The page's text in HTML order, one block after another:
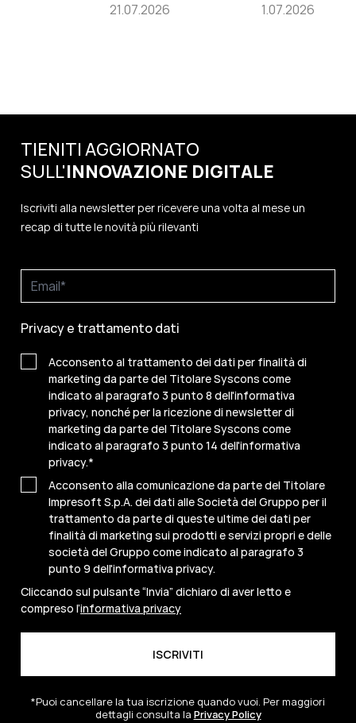
21.07.2026 1.07.2026
TIENITI AGGIORNATO
SULL'INNOVAZIONE DIGITALE
Iscriviti alla newsletter per ricevere una volta al mese un
recap di tutte le novità più rilevanti
Privacy e trattamento dati
Acconsento al trattamento dei dati per finalità di
marketing da parte del Titolare Syscons come
indicato al paragrafo 3 punto 8 dell'informativa
privacy, nonché per la ricezione di newsletter di
marketing da parte del Titolare Syscons come
indicato al paragrafo 3 punto 14 dell'informativa
privacy.*
Acconsento alla comunicazione da parte del Titolare
Impresoft S.p.A. dei dati alle Società del Gruppo per il
trattamento da parte di queste ultime dei dati per
finalità di marketing sui prodotti e servizi propri e delle
società del Gruppo come indicato al paragrafo 3
punto 9 dell'informativa privacy.
Cliccando sul pulsante “Invia” dichiaro di aver letto e
compreso l’informativa privacy
*Puoi cancellare la tua iscrizione quando vuoi. Per maggiori
dettagli consulta la Privacy Policy